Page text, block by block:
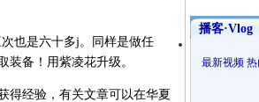
也是六十多j。同样是做任
备！用紫凌花升级。
经验，有关文章可以在华夏
播客·Vlog
最新视频